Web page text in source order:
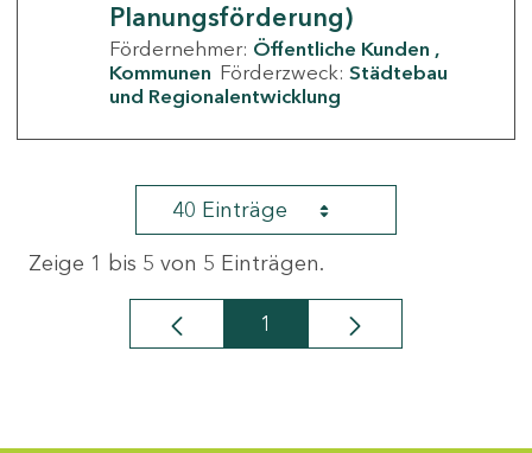
Planungsförderung)
Fördernehmer: Öffentliche Kunden
Kommunen Förderzweck: Städtebau
und Regionalentwicklung
40 Einträge
Zeige 1 bis 5 von 5 Einträgen.
Seite
1